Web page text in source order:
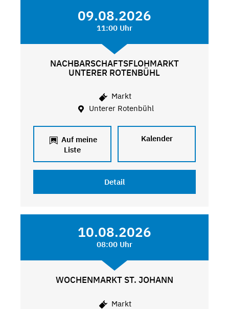
09.08.2026
11:00 Uhr
NACHBARSCHAFTSFLOHMARKT
UNTERER ROTENBÜHL
Markt
Unterer Rotenbühl
Auf meine
Liste
Kalender
Detail
10.08.2026
08:00 Uhr
WOCHENMARKT ST. JOHANN
Markt